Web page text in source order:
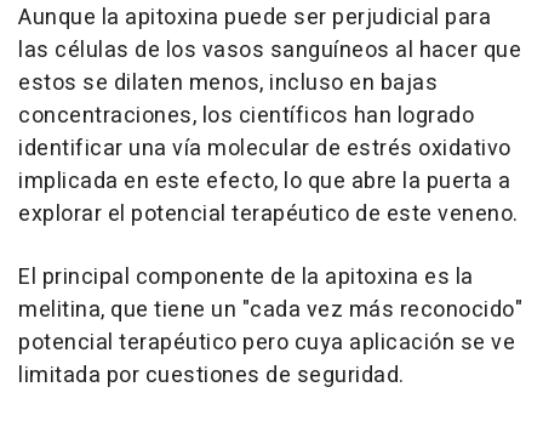
Aunque la apitoxina puede ser perjudicial para
las células de los vasos sanguíneos al hacer que
estos se dilaten menos, incluso en bajas
concentraciones, los científicos han logrado
identificar una vía molecular de estrés oxidativo
implicada en este efecto, lo que abre la puerta a
explorar el potencial terapéutico de este veneno.
El principal componente de la apitoxina es la
melitina, que tiene un "cada vez más reconocido"
potencial terapéutico pero cuya aplicación se ve
limitada por cuestiones de seguridad.